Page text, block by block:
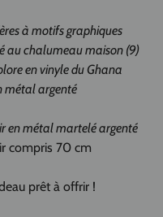
à motifs graphiques
au chalumeau maison (9)
en vinyle du Ghana
métal argenté
en métal martelé argenté
compris 70 cm
prêt à offrir !